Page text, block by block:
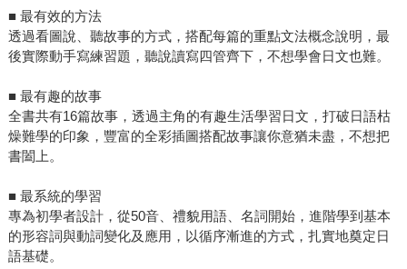
■ 最有效的方法
透過看圖說、聽故事的方式，搭配每篇的重點文法概念說明，最
後實際動手寫練習題，聽說讀寫四管齊下，不想學會日文也難。
■ 最有趣的故事
全書共有16篇故事，透過主角的有趣生活學習日文，打破日語枯
燥難學的印象，豐富的全彩插圖搭配故事讓你意猶未盡，不想把
書闔上。
■ 最系統的學習
專為初學者設計，從50音、禮貌用語、名詞開始，進階學到基本
的形容詞與動詞變化及應用，以循序漸進的方式，扎實地奠定日
語基礎。